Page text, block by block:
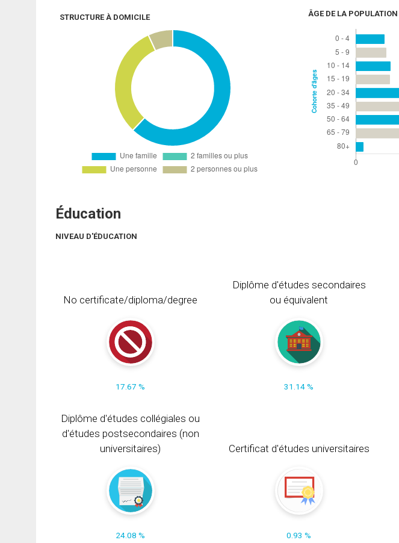
STRUCTURE À DOMICILE ÂGE DE LA POPULATION
Éducation
NIVEAU D'ÉDUCATION
No certificate/diploma/degree
17.67 %
Diplôme d'études secondaires
ou équivalent
31.14 %
Diplôme d'études collégiales ou
d'études postsecondaires (non
universitaires)
24.08 %
Certificat d'études universitaires
0.93 %